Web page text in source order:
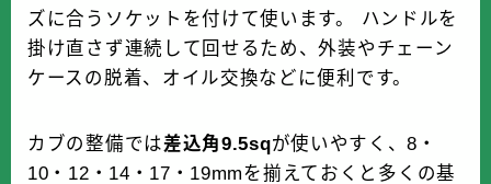
ズに合うソケットを付けて使います。 ハンドルを
掛け直さず連続して回せるため、外装やチェーン
ケースの脱着、オイル交換などに便利です。
カブの整備では差込角9.5sqが使いやすく、8・
10・12・14・17・19mmを揃えておくと多くの基